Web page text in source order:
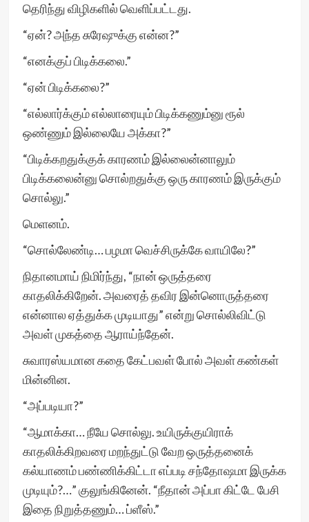
தெரிந்து விழிகளில் வெளிப்பட்டது.
“ஏன்? அந்த சுரேஷுக்கு என்ன?”
“எனக்குப் பிடிக்கலை.”
“ஏன் பிடிக்கலை?”
“எல்லார்க்கும் எல்லாரையும் பிடிக்கணும்னு ரூல்
ஒண்ணும் இல்லையே அக்கா?”
“பிடிக்கறதுக்குக் காரணம் இல்லைன்னாலும்
பிடிக்கலைன்னு சொல்றதுக்கு ஒரு காரணம் இருக்கும்
சொல்லு.”
மெளனம்.
“சொல்லேண்டி… பழமா வெச்சிருக்கே வாயிலே?”
நிதானமாய் நிமிர்ந்து, “நான் ஒருத்தரை
காதலிக்கிறேன். அவரைத் தவிர இன்னொருத்தரை
என்னால ஏத்துக்க முடியாது” என்று சொல்லிவிட்டு
அவள் முகத்தை ஆராய்ந்தேன்.
சுவாரஸ்யமான கதை கேட்பவள் போல் அவள் கண்கள்
மின்னின.
“அப்படியா?”
“ஆமாக்கா… நீயே சொல்லு. உயிருக்குயிராக்
காதலிக்கிறவரை மறந்துட்டு வேற ஒருத்தனைக்
கல்யாணம் பண்ணிக்கிட்டா எப்படி சந்தோஷமா இருக்க
முடியும்?…” குலுங்கினேன். “நீதான் அப்பா கிட்டே பேசி
இதை நிறுத்தணும்… ப்ளீஸ்.”